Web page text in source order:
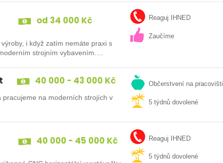
od 34 000 Kč
i když zatím nemáte praxi s
a moderním strojním vybavením.…
Reaguj IHNED
Zaučíme
40 000 - 43 000 Kč
pracujeme na moderních strojích v
Občerstvení na pracovišti
5 týdnů dovolené
40 000 - 45 000 Kč Reaguj IHNED
5 týdnů dovolené